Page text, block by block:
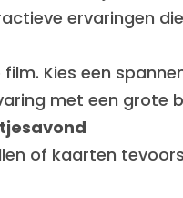
ervaringen
film. Kies een
met een grote
of kaarten